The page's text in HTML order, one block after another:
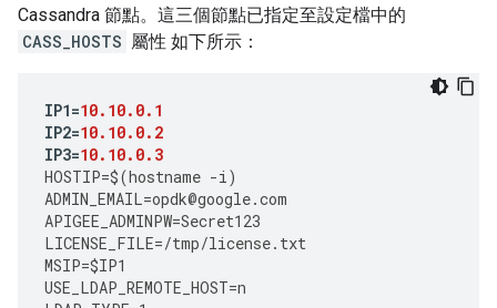
Cassandra 節點。這三個節點已指定至設定檔中的
CASS_HOSTS 屬性 如下所示：
IP1=10.10.0.1
IP2=10.10.0.2
IP3=10.10.0.3
HOSTIP=$(hostname -i)
ADMIN_EMAIL=opdk@google.com
APIGEE_ADMINPW=Secret123
LICENSE_FILE=/tmp/license.txt
MSIP=$IP1
USE_LDAP_REMOTE_HOST=n